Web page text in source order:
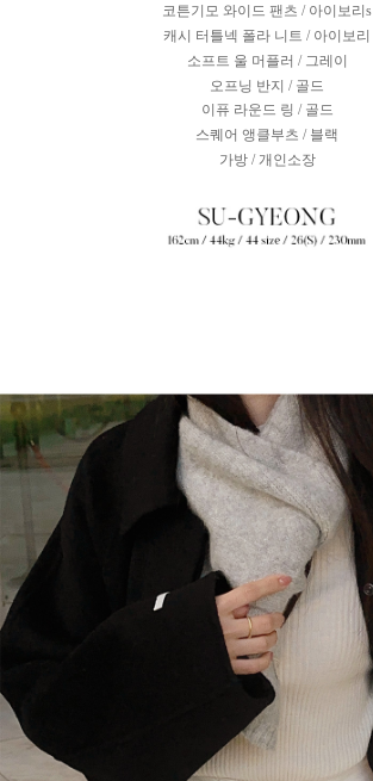
코튼기모 와이드 팬츠 / 아이보리s
캐시 터틀넥 폴라 니트 / 아이보리
소프트 울 머플러 / 그레이
오프닝 반지 / 골드
이퓨 라운드 링 / 골드
스퀘어 앵클부츠 / 블랙
가방 / 개인소장